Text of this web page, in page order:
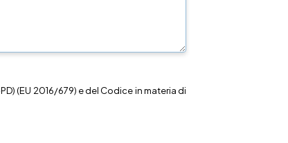
(EU 2016/679) e del Codice in materia di